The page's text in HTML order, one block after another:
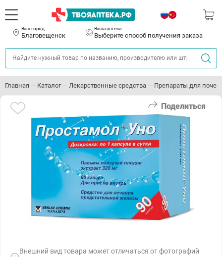
Ваш город:
Благовещенск
Ваша аптека:
Выберите способ получения заказа
Главная Каталог Лекарственные средства Препараты для
Поделиться
Внешний вид товара может отличаться от фотографий